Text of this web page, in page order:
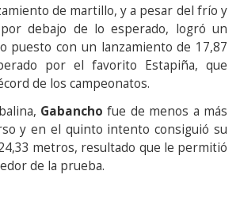
de martillo, y a pesar del frío y
debajo de lo esperado, logró un
puesto con un lanzamiento de 17,87
por el favorito Estapiña, que
de los campeonatos.
Gabancho fue de menos a más
y en el quinto intento consiguió su
metros, resultado que le permitió
de la prueba.